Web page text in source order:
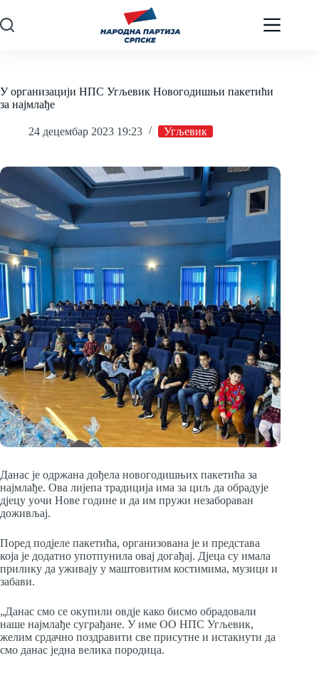
to
content
У организацији НПС Угљевик Новогодишњи пакетићи
за најмлађе
24 децембар 2023 19:23 Угљевик
Данас је одржана дођела новогодишњих пакетића за
најмлађе. Ова лијепа традиција има за циљ да обрадује
дјецу уочи Нове године и да им пружи незабораван
доживљај.
Поред подјеле пакетића, организована је и представа
која је додатно употпунила овај догађај. Дјеца су имала
прилику да уживају у маштовитим костимима, музици и
забави.
„Данас смо се окупили овдје како бисмо обрадовали
наше најмлађе суграђане. У име ОО НПС Угљевик,
желим срдачно поздравити све присутне и истакнути да
смо данас једна велика породица.